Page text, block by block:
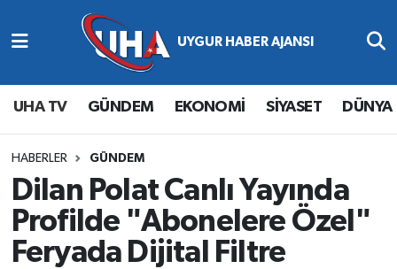
UHA TV GÜNDEM EKONOMİ SİYASET DÜNYA
HABERLER GÜNDEM
Dilan Polat Canlı Yayında
Profilde "Abonelere Özel"
Feryada Dijital Filtre
Abone Ol
Gündem
Ekonomi
Magazin
Siyaset
Nöbetçi Eczaneler
Hava Durumu
Namaz Vakitleri
Trafik Durumu
Süper Lig Puan Durumu ve Fikstür